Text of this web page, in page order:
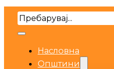
Search
Насловна
Општини